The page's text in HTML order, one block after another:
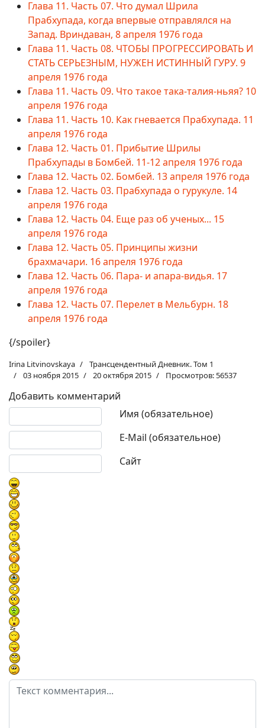
Глава 11. Часть 07. Что думал Шрила
Прабхупада, когда впервые отправлялся на
Запад. Вриндаван, 8 апреля 1976 года
Глава 11. Часть 08. ЧТОБЫ ПРОГРЕССИРОВАТЬ И
СТАТЬ СЕРЬЕЗНЫМ, НУЖЕН ИСТИННЫЙ ГУРУ. 9
апреля 1976 года
Глава 11. Часть 09. Что такое така-талия-ньяя? 10
апреля 1976 года
Глава 11. Часть 10. Как гневается Прабхупада. 11
апреля 1976 года
Глава 12. Часть 01. Прибытие Шрилы
Прабхупады в Бомбей. 11-12 апреля 1976 года
Глава 12. Часть 02. Бомбей. 13 апреля 1976 года
Глава 12. Часть 03. Прабхупада о гурукуле. 14
апреля 1976 года
Глава 12. Часть 04. Еще раз об ученых... 15
апреля 1976 года
Глава 12. Часть 05. Принципы жизни
брахмачари. 16 апреля 1976 года
Глава 12. Часть 06. Пара- и апара-видья. 17
апреля 1976 года
Глава 12. Часть 07. Перелет в Мельбурн. 18
апреля 1976 года
{/spoiler}
Irina Litvinovskaya
Трансцендентный Дневник. Том 1
03 ноября 2015
20 октября 2015 Просмотров: 56537
Добавить комментарий
Имя (обязательное)
E-Mail (обязательное)
Сайт
Текст комментария